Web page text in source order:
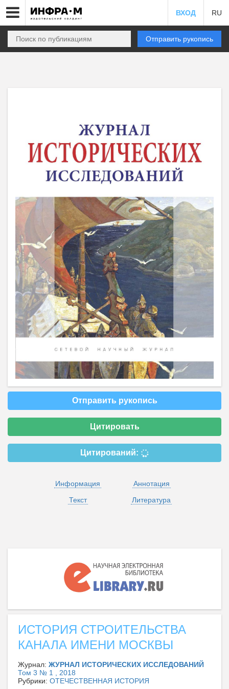
ВХОД RU
Отправить рукопись
Отправить рукопись
Цитировать
Цитирований:
Информация
Аннотация
Текст
Литература
ИСТОРИЯ СТРОИТЕЛЬСТВА
КАНАЛА ИМЕНИ МОСКВЫ
Журнал: ЖУРНАЛ ИСТОРИЧЕСКИХ ИССЛЕДОВАНИЙ
Том 3 № 1 , 2018
Рубрики: ОТЕЧЕСТВЕННАЯ ИСТОРИЯ